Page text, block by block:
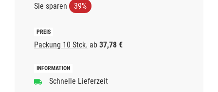
Sie sparen 39%
Packung 10 Stck. ab 37,78 €
Schnelle Lieferzeit